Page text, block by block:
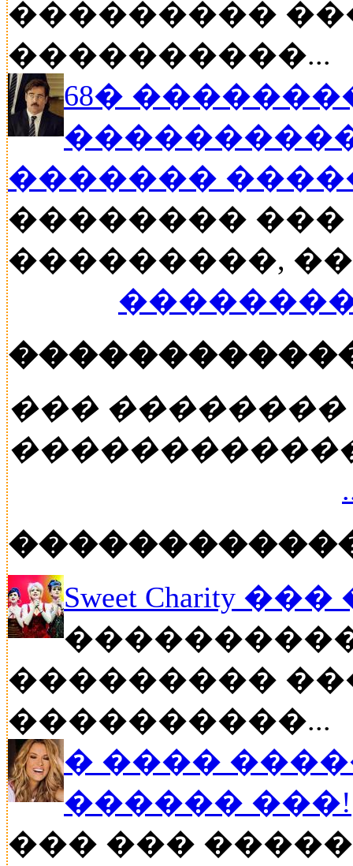
���������
����������...
68�
�������
��������
���������,
���
Sweet Charity
���������
����������...
� ����
������ ���!
��� ���